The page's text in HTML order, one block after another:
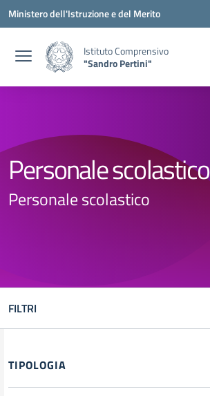
Vai ai contenuti
Vai al menu di navigazione
Vai al footer
Ministero dell'Istruzione e del Merito
Istituto Comprensivo
"Sandro Pertini"
Personale scolastico
Personale scolastico
FILTRI
TIPOLOGIA